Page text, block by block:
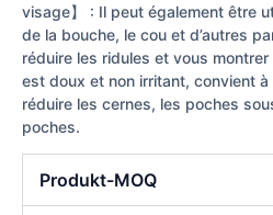
visage】 : Il peut également être
de la bouche, le cou et d’autres
réduire les ridules et vous
est doux et non irritant, convient
réduire les cernes, les poches
poches.
Produkt-MOQ